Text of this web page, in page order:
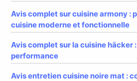
Avis complet sur cuisine armony :
cuisine moderne et fonctionnelle
Avis complet sur la cuisine häcker
performance
Avis entretien cuisine noire mat :